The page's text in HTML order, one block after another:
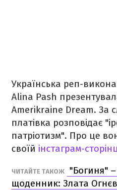
Українська реп-
Alina Pash
Amerikraine Dream. За
платівка розповідає
патріотизм". Про це
своїй інстаграм-
ЧИТАЙТЕ ТАКОЖ
"Богиня"
щоденник: Злата